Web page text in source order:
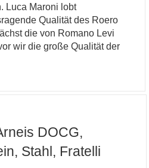
Luca Maroni lobt
Qualität des Roero
die von Romano Levi
wir die große Qualität der
DOCG,
Stahl, Fratelli